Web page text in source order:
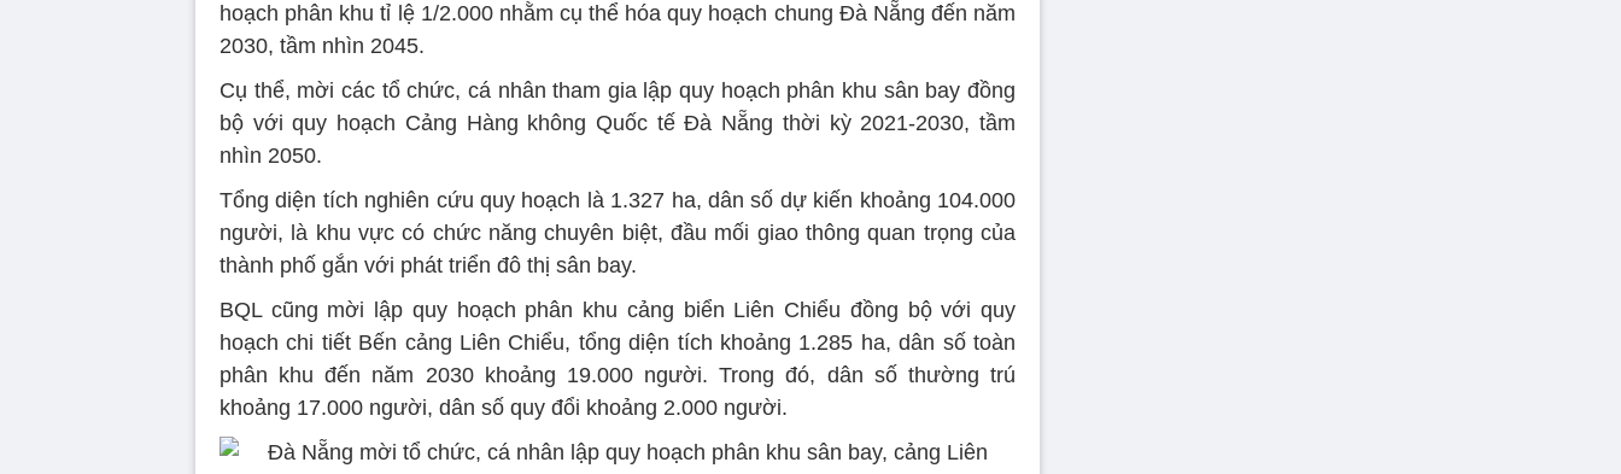
hoạch phân khu tỉ lệ 1/2.000 nhằm cụ thể hóa quy hoạch chung Đà Nẵng đến năm
2030, tầm nhìn 2045.
Cụ thể, mời các tổ chức, cá nhân tham gia lập quy hoạch phân khu sân bay đồng
bộ với quy hoạch Cảng Hàng không Quốc tế Đà Nẵng thời kỳ 2021-2030, tầm
nhìn 2050.
Tổng diện tích nghiên cứu quy hoạch là 1.327 ha, dân số dự kiến khoảng 104.000
người, là khu vực có chức năng chuyên biệt, đầu mối giao thông quan trọng của
thành phố gắn với phát triển đô thị sân bay.
BQL cũng mời lập quy hoạch phân khu cảng biển Liên Chiểu đồng bộ với quy
hoạch chi tiết Bến cảng Liên Chiểu, tổng diện tích khoảng 1.285 ha, dân số toàn
phân khu đến năm 2030 khoảng 19.000 người. Trong đó, dân số thường trú
khoảng 17.000 người, dân số quy đổi khoảng 2.000 người.